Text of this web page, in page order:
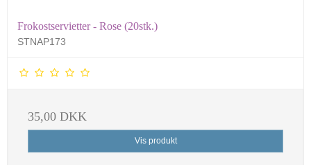
Frokostservietter - Rose (20stk.)
STNAP173
35,00 DKK
Vis produkt